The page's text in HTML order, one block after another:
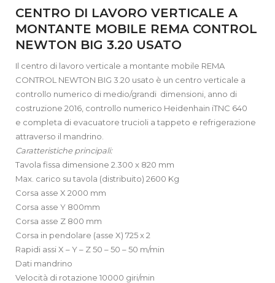
CENTRO DI LAVORO VERTICALE A
MONTANTE MOBILE REMA CONTROL
NEWTON BIG 3.20 USATO
Il centro di lavoro verticale a montante mobile REMA
CONTROL NEWTON BIG 3.20 usato è un centro verticale a
controllo numerico di medio/grandi dimensioni, anno di
costruzione 2016, controllo numerico Heidenhain iTNC 640
e completa di evacuatore trucioli a tappeto e refrigerazione
attraverso il mandrino.
Caratteristiche principali:
Tavola fissa dimensione 2.300 x 820 mm
Max. carico su tavola (distribuito) 2600 Kg
Corsa asse X 2000 mm
Corsa asse Y 800mm
Corsa asse Z 800 mm
Corsa in pendolare (asse X) 725 x 2
Rapidi assi X – Y – Z 50 – 50 – 50 m/min
Dati mandrino
Velocità di rotazione 10000 giri/min